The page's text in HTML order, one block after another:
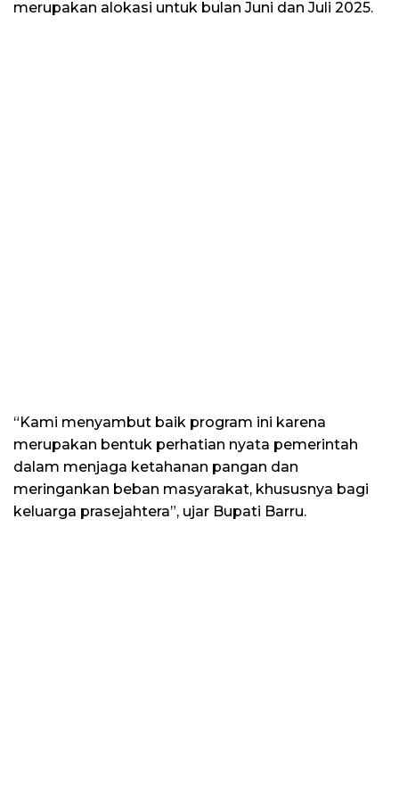
merupakan alokasi untuk bulan Juni dan Juli 2025.
“Kami menyambut baik program ini karena
merupakan bentuk perhatian nyata pemerintah
dalam menjaga ketahanan pangan dan
meringankan beban masyarakat, khususnya bagi
keluarga prasejahtera”, ujar Bupati Barru.